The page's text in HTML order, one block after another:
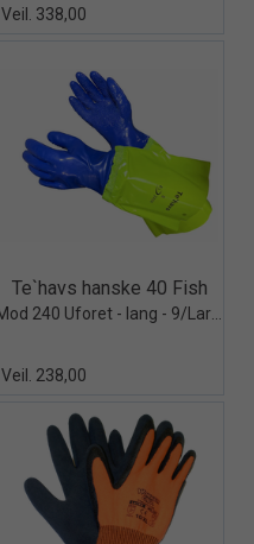
Veil. 338,00
Quick View+
Te`havs hanske 40 Fish
Veil. 238,00